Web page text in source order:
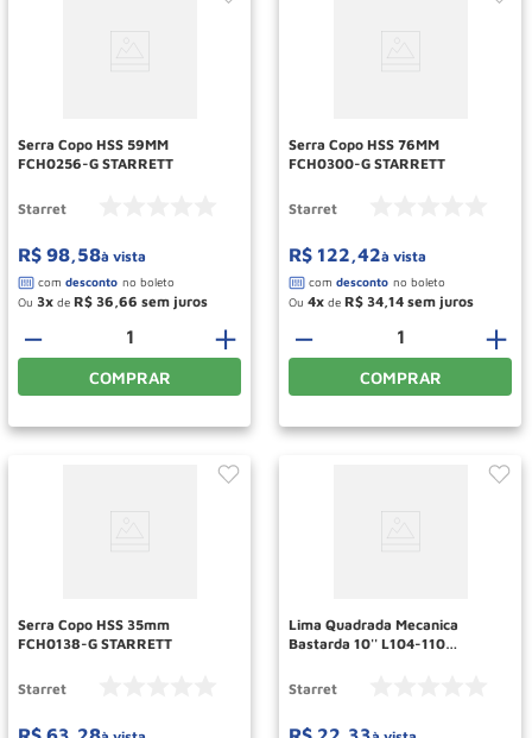
Serra Copo HSS 59MM
FCH0256-G STARRETT
Starret
R$ 98,58à vista
Ou 3 de R$ 36 66
＋
－
COMPRAR
Serra Copo HSS 76MM
FCH0300-G STARRETT
Starret
R$ 122,42à vista
Ou 4 de R$ 34 14
＋
－
COMPRAR
Serra Copo HSS 35mm
FCH0138-G STARRETT
Starret
Lima Quadrada Mecanica
Bastarda 10'' L104-110
Starret